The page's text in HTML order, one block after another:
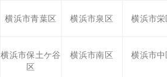
横浜市青葉区 横浜市泉区 横浜市栄
横浜市保土ケ谷
区
横浜市南区 横浜市中